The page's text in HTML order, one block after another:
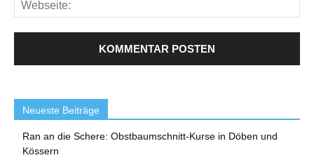
Neueste Beiträge
Ran an die Schere: Obstbaumschnitt-Kurse in Döben und
Kössern